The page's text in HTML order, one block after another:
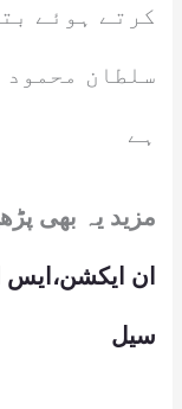
کرتے ہوئے
سلطان محمود
ہے
مزید یہ بھی
ان ایکشن،ایس
سیل